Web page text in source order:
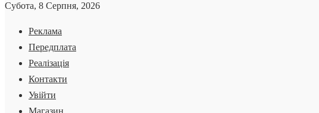
Субота, 8 Серпня, 2026
Реклама
Передплата
Реалізація
Контакти
Увійти
Магазин